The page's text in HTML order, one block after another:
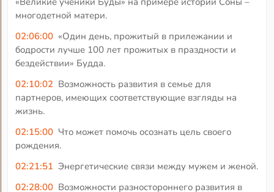
многодетной матери.
02:06:00 «Один день, прожитый в прилежании и
бодрости лучше 100 лет прожитых в праздности и
бездействии» Будда.
02:10:02 Возможность развития в семье для
партнеров, имеющих соответствующие взгляды на
жизнь.
02:15:00 Что может помочь осознать цель своего
рождения.
02:21:51 Энергетические связи между мужем и женой.
02:28:00 Возможности разностороннего развития в